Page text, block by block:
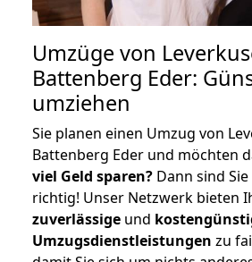
Umzüge von
Battenberg Eder:
umziehen
Sie planen einen Umzug von
Battenberg Eder und möchten
viel Geld sparen? Dann sind
richtig! Unser Netzwerk bieten
zuverlässige und
Umzugsdienstleistungen zu